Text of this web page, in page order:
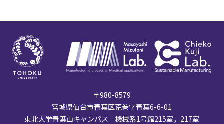
〒980-8579
宮城県仙台市青葉区荒巻字青葉6-6-01
東北大学青葉山キャンパス 機械系1号館215室，217室